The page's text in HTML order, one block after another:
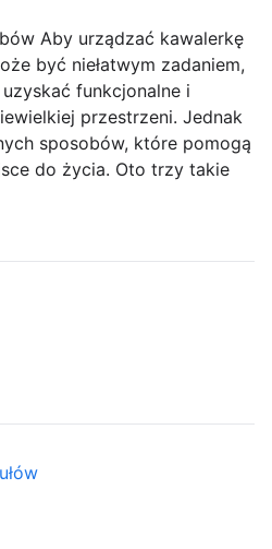
Aby urządzać kawalerkę
być niełatwym zadaniem,
funkcjonalne i
przestrzeni. Jednak
sposobów, które pomogą
do życia. Oto trzy takie